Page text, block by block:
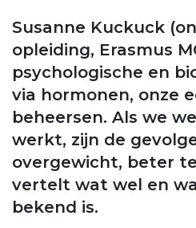
Susanne Kuckuck
opleiding, Erasmus
psychologische en
via hormonen, onze
beheersen. Als we
werkt, zijn de
overgewicht, beter
vertelt wat wel en
bekend is.